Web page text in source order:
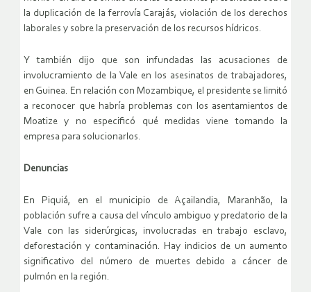
la duplicación de la ferrovía Carajás, violación de los derechos
laborales y sobre la preservación de los recursos hídricos.
Y también dijo que son infundadas las acusaciones de
involucramiento de la Vale en los asesinatos de trabajadores,
en Guinea. En relación con Mozambique, el presidente se limitó
a reconocer que habría problemas con los asentamientos de
Moatize y no especificó qué medidas viene tomando la
empresa para solucionarlos.
Denuncias
En Piquiá, en el municipio de Açailandia, Maranhão, la
población sufre a causa del vínculo ambiguo y predatorio de la
Vale con las siderúrgicas, involucradas en trabajo esclavo,
deforestación y contaminación. Hay indicios de un aumento
significativo del número de muertes debido a cáncer de
pulmón en la región.